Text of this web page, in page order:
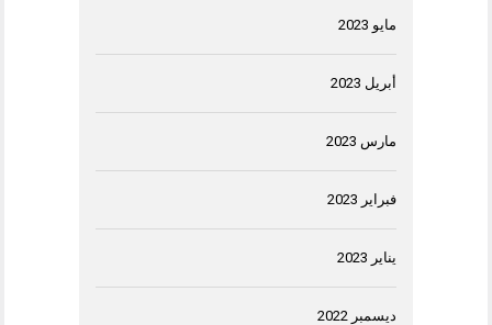
مايو 2023
أبريل 2023
مارس 2023
فبراير 2023
يناير 2023
ديسمبر 2022